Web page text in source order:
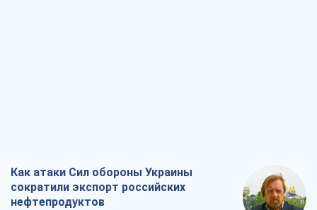
Как атаки Сил обороны Украины
сократили экспорт российских
нефтепродуктов